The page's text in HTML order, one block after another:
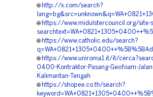
🌐 http://x.com/search?
🌐 https://www.midulstercouncil.org/site-
🌐 https://www.catholic.edu/search?
🌐 https://www.uniroma1.it/it/
0400-Kontraktor-Pasang-Geofoam-
Kalimantan-Tengah
🌐 https://shopee.co.th/search?